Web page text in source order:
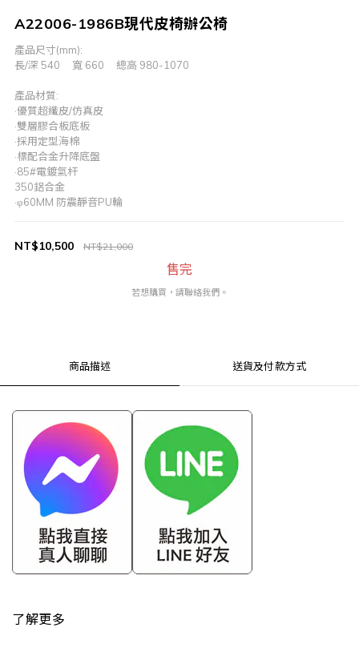
A22006-1986B現代皮椅辦公椅
產品尺寸(mm):
長/深 540     寬 660     總高 980-1070
產品材質:
·優質超纖皮/仿真皮
·雙層膠合板底板
·採用定型海棉
·標配合金升降底盤
·85#電鍍氣杆
350鋁合金
·φ60MM 防震靜音PU輪
NT$21,000
NT$10,500
售完
若想購買，請聯絡我們。
商品描述 送貨及付款方式
了解更多